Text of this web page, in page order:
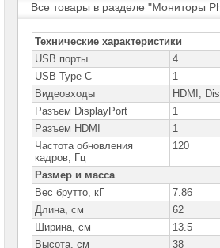
Мониторы
Philips
17"
-
22"
Мониторы
Philips
23"
-
27"
►
Мониторы
Philips
28"
-
55"
Все товары в разделе "Мониторы
Технические характеристики
USB порты
4
USB Type-C
1
Видеовходы
HDMI,
Разъем DisplayPort
1
Разъем HDMI
1
Частота обновления
кадров, Гц
120
Размер и масса
Вес брутто, кГ
7.86
Длина, см
62
Ширина, см
13.5
Высота, см
38